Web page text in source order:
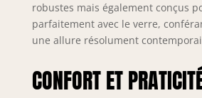
table
verre
stabilité
en
pieds
robustes mais également conçus
parfaitement avec le verre,
une allure résolument
CONFORT ET